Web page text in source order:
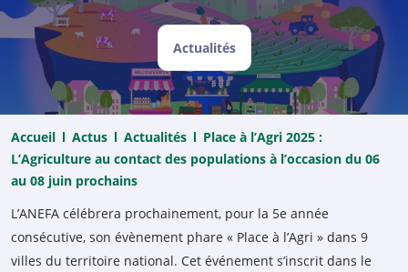
Actualités
Accueil Actus Actualités
Place à l’Agri 2025 :
L’Agriculture au contact des populations à l’occasion du 06
au 08 juin prochains
L’ANEFA célébrera prochainement, pour la 5e année
consécutive, son évènement phare « Place à l’Agri » dans 9
villes du territoire national. Cet événement s’inscrit dans le